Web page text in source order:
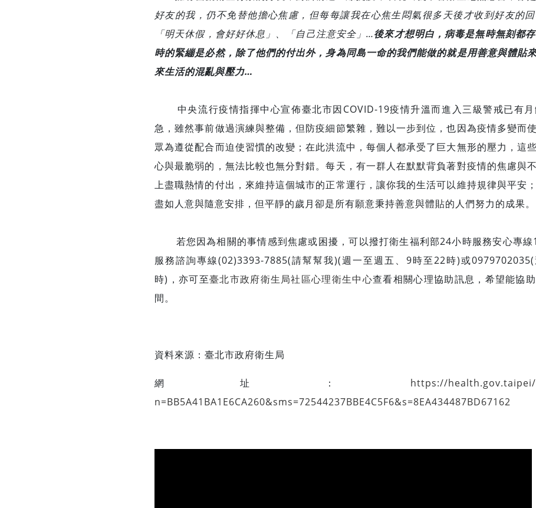
好友的我，仍不免替他擔心焦慮，但每每讓我在心焦生悶氣很多天後才收到好友的回
「明天休假，會好好休息」、「自己注意安全」…後來才想明白，病毒是無時無刻都
時的緊繃是必然，除了他們的付出外，身為同島一命的我們能做的就是用善意與體貼
來生活的混亂與壓力…
中央流行疫情指揮中心宣佈臺北市因COVID-19疫情升溫而進入三級警戒已有月
急，雖然事前做過演練與整備，但防疫細節繁雜，難以一步到位，也因為疫情多變而
眾為遵從配合而迫使習慣的改變；在此洪流中，每個人都承受了巨大無形的壓力，這
心與最脆弱的，無法比較也無分對錯。每天，有一群人在默默背負著對疫情的焦慮與
上盡職熱情的付出，來維持這個城市的正常運行，讓你我的生活可以維持規律與平安
盡如人意與隨意安排，但平靜的歲月卻是所有願意秉持善意與體貼的人們努力的成果。
若您因為相關的事情感到焦慮或困擾，可以撥打衛生福利部24小時服務安心專線
服務諮詢專線(02)3393-7885(請幫幫我)(週一至週五、9時至22時)或
時)，亦可至臺北市政府衛生局社區心理衛生中心查看相關心理協助訊息，希望能協
間。
資料來源： 臺北市政府衛生局
網址： https://health.gov.taipei/
n=BB5A41BA1E6CA260&sms=72544237BBE4C5F6&s=8EA434487BD67162